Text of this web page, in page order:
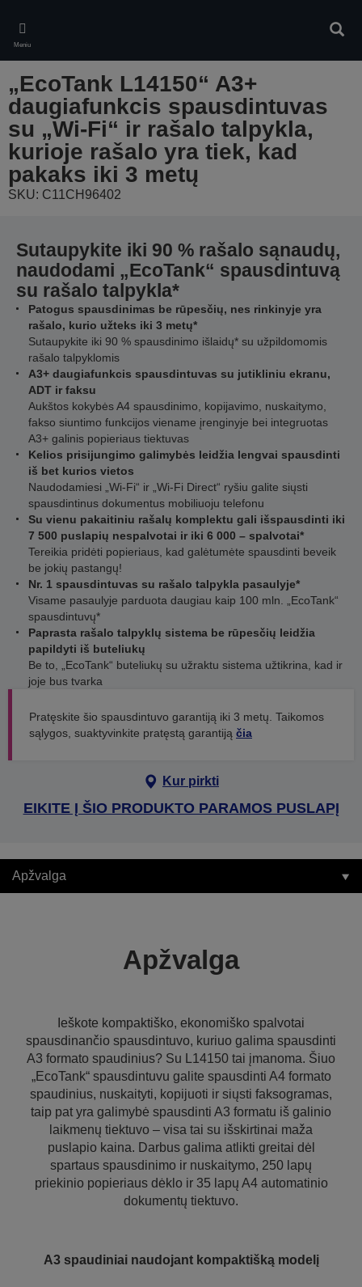
main
content
Meniu
„EcoTank L14150“ A3+
daugiafunkcis spausdintuvas
su „Wi-Fi“ ir rašalo talpykla,
kurioje rašalo yra tiek, kad
pakaks iki 3 metų
SKU: C11CH96402
Sutaupykite iki 90 % rašalo sąnaudų,
naudodami „EcoTank“ spausdintuvą
su rašalo talpykla*
Patogus spausdinimas be rūpesčių, nes rinkinyje yra
rašalo, kurio užteks iki 3 metų*
Sutaupykite iki 90 % spausdinimo išlaidų* su užpildomomis
rašalo talpyklomis
A3+ daugiafunkcis spausdintuvas su jutikliniu ekranu,
ADT ir faksu
Aukštos kokybės A4 spausdinimo, kopijavimo, nuskaitymo,
fakso siuntimo funkcijos viename įrenginyje bei integruotas
A3+ galinis popieriaus tiektuvas
Kelios prisijungimo galimybės leidžia lengvai spausdinti
iš bet kurios vietos
Naudodamiesi „Wi-Fi“ ir „Wi-Fi Direct“ ryšiu galite siųsti
spausdintinus dokumentus mobiliuoju telefonu
Su vienu pakaitiniu rašalų komplektu gali išspausdinti iki
7 500 puslapių nespalvotai ir iki 6 000 – spalvotai*
Tereikia pridėti popieriaus, kad galėtumėte spausdinti beveik
be jokių pastangų!
Nr. 1 spausdintuvas su rašalo talpykla pasaulyje*
Visame pasaulyje parduota daugiau kaip 100 mln. „EcoTank“
spausdintuvų*
Paprasta rašalo talpyklų sistema be rūpesčių leidžia
papildyti iš buteliukų
Be to, „EcoTank“ buteliukų su užraktu sistema užtikrina, kad ir
joje bus tvarka
Pratęskite šio spausdintuvo garantiją iki 3 metų. Taikomos
sąlygos, suaktyvinkite pratęstą garantiją čia
Kur pirkti
EIKITE Į ŠIO PRODUKTO PARAMOS PUSLAPĮ
Apžvalga
Apžvalga
Ieškote kompaktiško, ekonomiško spalvotai
spausdinančio spausdintuvo, kuriuo galima spausdinti
A3 formato spaudinius? Su L14150 tai įmanoma. Šiuo
„EcoTank“ spausdintuvu galite spausdinti A4 formato
spaudinius, nuskaityti, kopijuoti ir siųsti faksogramas,
taip pat yra galimybė spausdinti A3 formatu iš galinio
laikmenų tiektuvo – visa tai su išskirtinai maža
puslapio kaina. Darbus galima atlikti greitai dėl
spartaus spausdinimo ir nuskaitymo, 250 lapų
priekinio popieriaus dėklo ir 35 lapų A4 automatinio
dokumentų tiektuvo.
A3 spaudiniai naudojant kompaktišką modelį